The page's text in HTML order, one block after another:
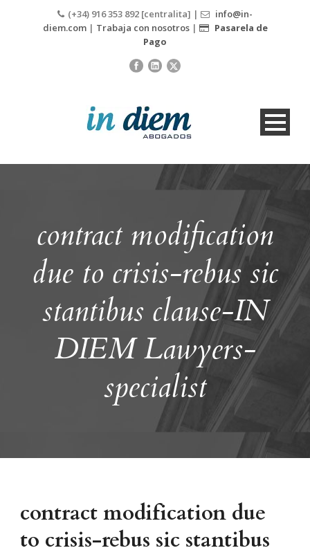
(+34) 916 353 892 [centralita] |
info@in-
diem.com| Trabaja con nosotros|
Pasarela de
Pago
contract modification
due to crisis-rebus sic
stantibus clause-IN
DIEM Lawyers-
specialist
contract modification due
to crisis-rebus sic stantibus